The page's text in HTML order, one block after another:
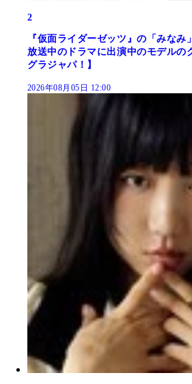
2
『仮面ライダーゼッツ』の「みな
放送中のドラマに出演中のモデルの
グラジャパ！】
2026年08月05日 12:00